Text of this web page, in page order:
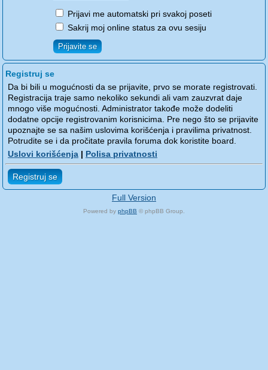
Prijavi me automatski pri svakoj poseti
Sakrij moj online status za ovu sesiju
Registruj se
Da bi bili u mogućnosti da se prijavite, prvo se morate registrovati.
Registracija traje samo nekoliko sekundi ali vam zauzvrat daje
mnogo više mogućnosti. Administrator takođe može dodeliti
dodatne opcije registrovanim korisnicima. Pre nego što se prijavite
upoznajte se sa našim uslovima korišćenja i pravilima privatnost.
Potrudite se i da pročitate pravila foruma dok koristite board.
Uslovi korišćenja | Polisa privatnosti
Registruj se
Full Version
Powered by phpBB © phpBB Group.